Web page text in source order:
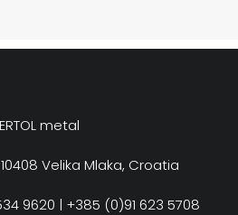
metal
Velika Mlaka, Croatia
9620 | +385 (0)91 623 5708